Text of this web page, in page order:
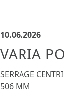
10.06.2026
VARIA
SERRAGE
506 MM